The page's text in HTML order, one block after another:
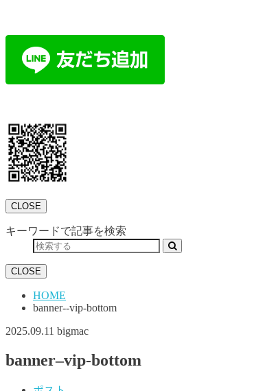
CLOSE
キーワードで記事を検索
CLOSE
HOME
banner--vip-bottom
2025.09.11 bigmac
banner–vip-bottom